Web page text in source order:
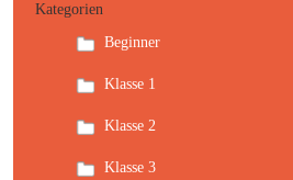
Kategorien
Beginner
Klasse 1
Klasse 2
Klasse 3